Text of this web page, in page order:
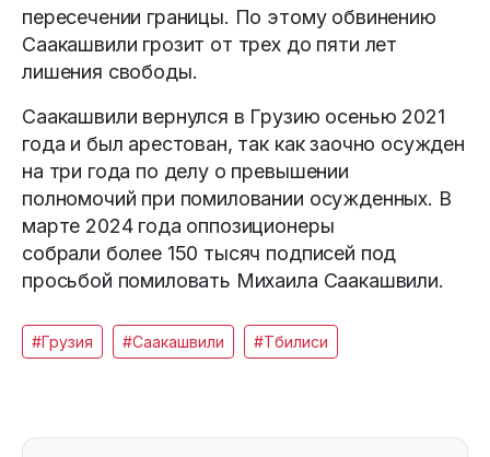
пересечении границы. По этому обвинению
Саакашвили грозит от трех до пяти лет
лишения свободы.
Саакашвили вернулся в Грузию осенью 2021
года и был арестован, так как заочно осужден
на три года по делу о превышении
полномочий при помиловании осужденных. В
марте 2024 года оппозиционеры
собрали более 150 тысяч подписей под
просьбой помиловать Михаила Саакашвили.
#Грузия #Саакашвили #Тбилиси